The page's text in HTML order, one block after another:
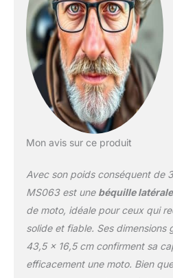
de
(L x l x
Mon avis sur ce produit
Avec son poids conséquent de
MS063 est une béquille
de moto, idéale pour ceux qui
solide et fiable. Ses dimensions
43,5 x 16,5 cm confirment sa
efficacement une moto. Bien